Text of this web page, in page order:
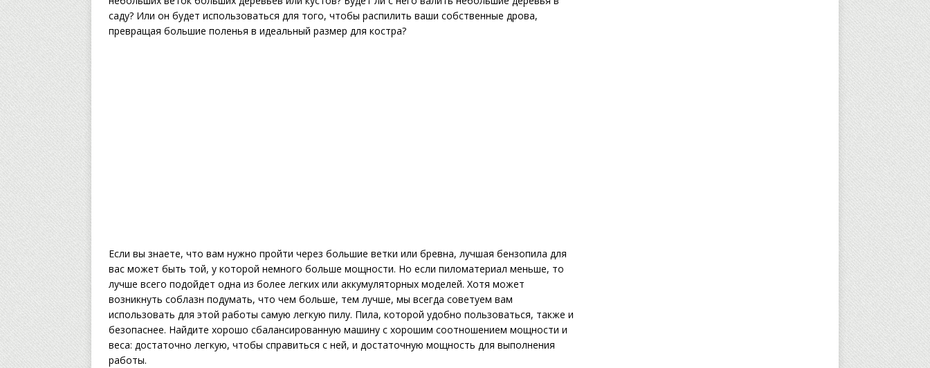
саду? Или он будет использоваться для того, чтобы распилить ваши собственные дрова,
превращая большие поленья в идеальный размер для костра?
Если вы знаете, что вам нужно пройти через большие ветки или бревна, лучшая бензопила для
вас может быть той, у которой немного больше мощности. Но если пиломатериал меньше, то
лучше всего подойдет одна из более легких или аккумуляторных моделей. Хотя может
возникнуть соблазн подумать, что чем больше, тем лучше, мы всегда советуем вам
использовать для этой работы самую легкую пилу. Пила, которой удобно пользоваться, также и
безопаснее. Найдите хорошо сбалансированную машину с хорошим соотношением мощности и
веса: достаточно легкую, чтобы справиться с ней, и достаточную мощность для выполнения
работы.